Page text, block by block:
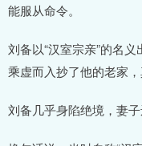
能服从命令。
刘备以“汉室宗亲”的名
乘虚而入抄了他的老家，
刘备几乎身陷绝境，妻子